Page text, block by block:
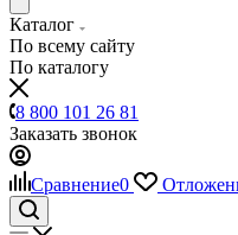
Каталог
По всему сайту
По каталогу
8 800 101 26 81
Заказать звонок
Сравнение0